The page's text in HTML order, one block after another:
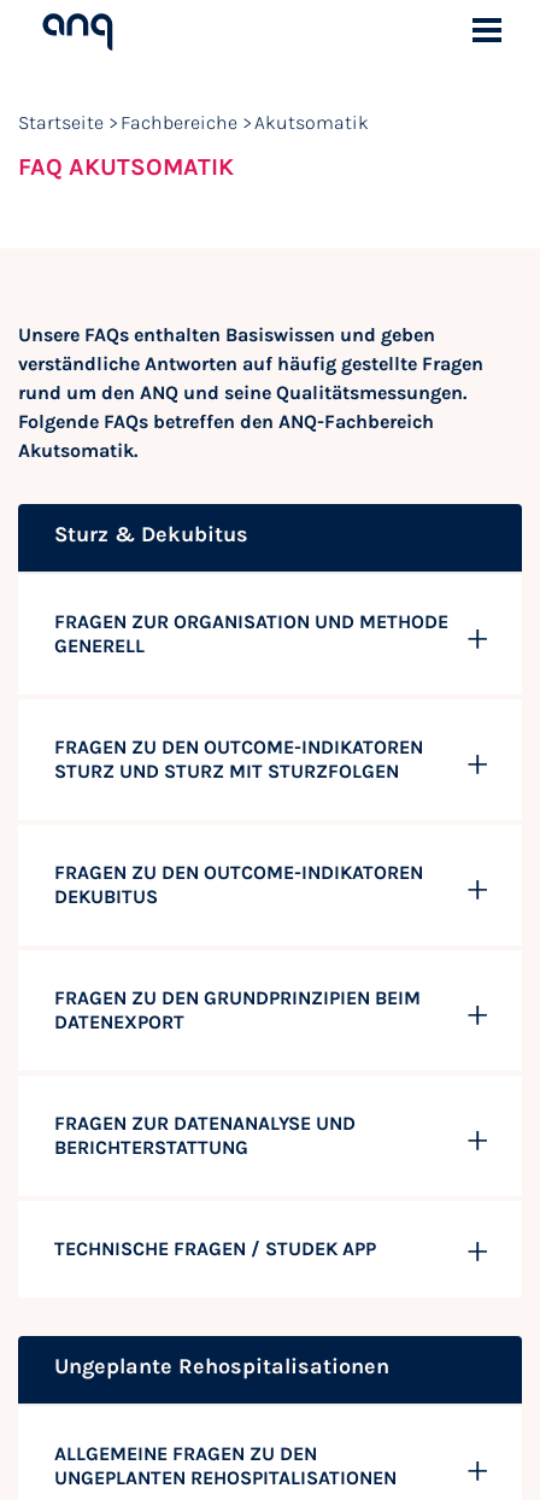
Startseite Fachbereiche Akutsomatik
FAQ AKUTSOMATIK
Unsere FAQs enthalten Basiswissen und geben
verständliche Antworten auf häufig gestellte Fragen
rund um den ANQ und seine Qualitätsmessungen.
Folgende FAQs betreffen den ANQ-Fachbereich
Akutsomatik.
Sturz & Dekubitus
FRAGEN ZUR ORGANISATION UND METHODE
GENERELL
FRAGEN ZU DEN OUTCOME-INDIKATOREN
STURZ UND STURZ MIT STURZFOLGEN
FRAGEN ZU DEN OUTCOME-INDIKATOREN
DEKUBITUS
FRAGEN ZU DEN GRUNDPRINZIPIEN BEIM
DATENEXPORT
FRAGEN ZUR DATENANALYSE UND
BERICHTERSTATTUNG
TECHNISCHE FRAGEN / STUDEK APP
Ungeplante Rehospitalisationen
ALLGEMEINE FRAGEN ZU DEN
UNGEPLANTEN REHOSPITALISATIONEN